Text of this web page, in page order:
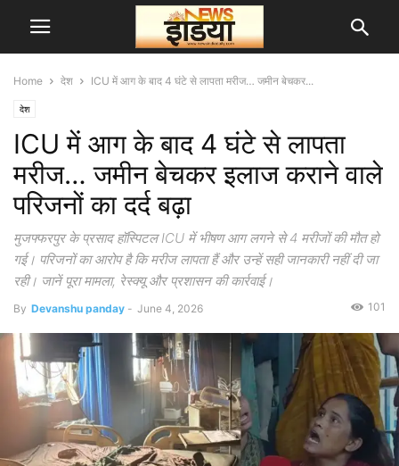
Home देश ICU में आग के बाद 4 घंटे से लापता मरीज… जमीन बेचकर...
देश
ICU में आग के बाद 4 घंटे से लापता
मरीज… जमीन बेचकर इलाज कराने वाले
परिजनों का दर्द बढ़ा
मुजफ्फरपुर के प्रसाद हॉस्पिटल ICU में भीषण आग लगने से 4 मरीजों की मौत हो
गई। परिजनों का आरोप है कि मरीज लापता हैं और उन्हें सही जानकारी नहीं दी जा
रही। जानें पूरा मामला, रेस्क्यू और प्रशासन की कार्रवाई।
By Devanshu panday - June 4, 2026 101